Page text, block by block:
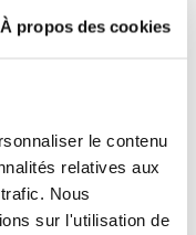
À propos des cookies
le contenu
relatives aux
Nous
sur l'utilisation de